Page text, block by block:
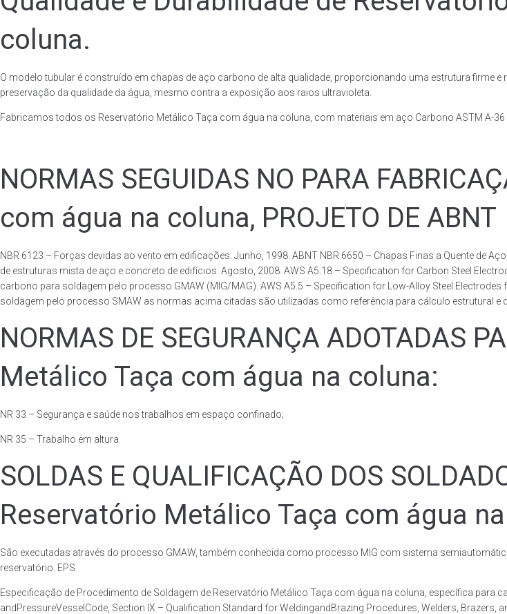
coluna.
O modelo tubular é construído em chapas de aço carbono de alta qualidade, proporcionando uma estrutura firme
preservação da qualidade da água, mesmo contra a exposição aos raios ultravioleta.
Fabricamos todos os Reservatório Metálico Taça com água na coluna, com materiais em aço Carbono ASTM A-36
NORMAS SEGUIDAS NO PARA
com água na coluna, PROJETO DE ABNT
NBR 6123 – Forças devidas ao vento em edificações. Junho, 1998. ABNT NBR 6650 – Chapas Finas a Quente de
de estruturas mista de aço e concreto de edifícios. Agosto, 2008. AWS A5.18 – Specification for Carbon Steel
carbono para soldagem pelo processo GMAW (MIG/MAG). AWS A5.5 – Specification for Low-Alloy Steel
soldagem pelo processo SMAW as normas acima citadas são utilizadas como referência para cálculo estrutural e
NORMAS DE SEGURANÇA ADOTADAS
Metálico Taça com água na coluna:
NR 33 – Segurança e saúde nos trabalhos em espaço confinado;
NR 35 – Trabalho em altura.
SOLDAS E QUALIFICAÇÃO DOS
Reservatório Metálico Taça com água
São executadas através do processo GMAW, também conhecida como processo MIG com sistema
reservatório. EPS
Especificação de Procedimento de Soldagem de Reservatório Metálico Taça com água na coluna, específica
andPressureVesselCode, Section IX – Qualification Standard for WeldingandBrazing Procedures, Welders,